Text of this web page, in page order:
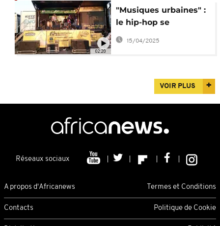
02:20
"Musiques urbaines" :
le hip-hop se
popularise à Pointe-
15/04/2025
VOIR PLUS
Réseaux sociaux
A propos d'Africanews Termes et Conditions
Contacts Politique de Cookie